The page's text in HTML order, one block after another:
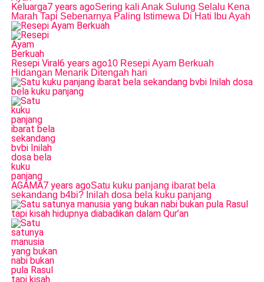
Keluarga7 years agoSering kali Anak Sulung Selalu Kena
Marah Tapi Sebenarnya Paling Istimewa Di Hati Ibu Ayah
Resepi Viral6 years ago10 Resepi Ayam Berkuah
Hidangan Menarik Ditengah hari
AGAMA7 years agoSatu kuku panjang ibarat bela
sekandang b4bi? Inilah dosa bela kuku panjang